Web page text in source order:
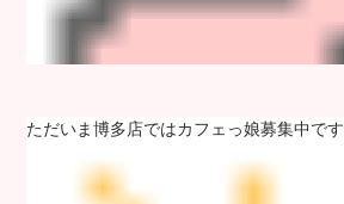
ただいま博多店ではカフェっ娘募集中です